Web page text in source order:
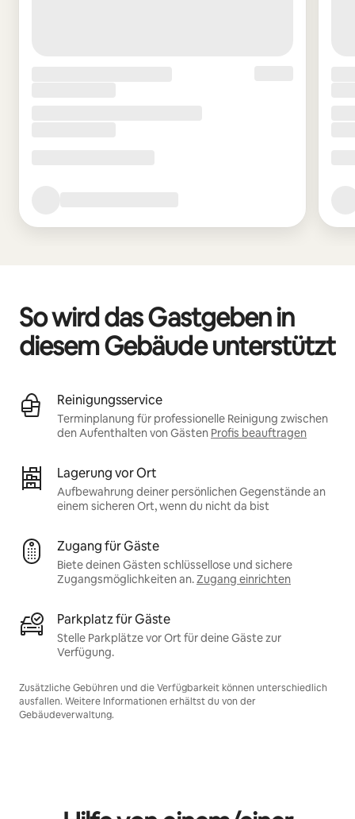
So wird das Gastgeben in
diesem Gebäude unterstützt
Reinigungsservice
Terminplanung für professionelle Reinigung zwischen
den Aufenthalten von Gästen Profis beauftragen
Lagerung vor Ort
Aufbewahrung deiner persönlichen Gegenstände an
einem sicheren Ort, wenn du nicht da bist
Zugang für Gäste
Biete deinen Gästen schlüssellose und sichere
Zugangsmöglichkeiten an.Zugang einrichten
Parkplatz für Gäste
Stelle Parkplätze vor Ort für deine Gäste zur
Verfügung.
Zusätzliche Gebühren und die Verfügbarkeit können unterschiedlich
ausfallen. Weitere Informationen erhältst du von der
Gebäudeverwaltung.